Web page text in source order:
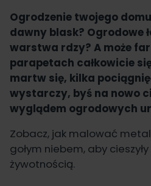
Ogrodzenie twojego
dawny blask? Ogrodowe
warstwa rdzy? A może
parapetach całkowicie się
martw się, kilka
wystarczy, byś na nowo
wyglądem ogrodowych
Zobacz, jak malować
gołym niebem, aby cieszyły
żywotnością.